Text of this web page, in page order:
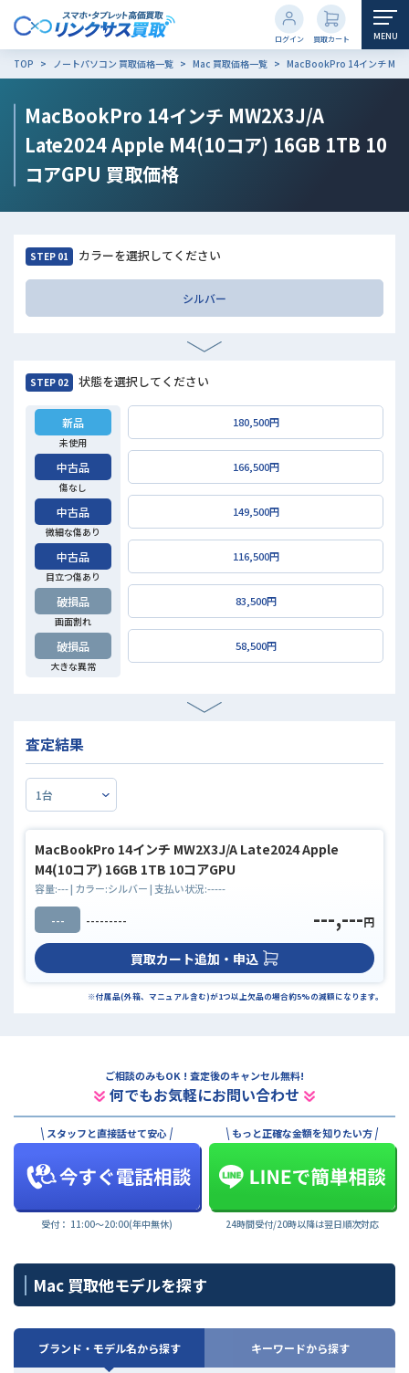
買取カート
ログイン MENU
TOP ノートパソコン 買取価格一覧 Mac 買取価格一覧 MacBookPro 14インチ
MacBookPro 14インチ MW2X3J/A
Late2024 Apple M4(10コア) 16GB 1TB 10
コアGPU 買取価格
STEP 01 カラーを選択してください
シルバー
STEP 02 状態を選択してください
新品
未使用
中古品
傷なし
中古品
微細な傷あり
中古品
目立つ傷あり
破損品
画面割れ
破損品
大きな異常
180,500円
166,500円
149,500円
116,500円
83,500円
58,500円
査定結果
MacBookPro 14インチ MW2X3J/A Late2024 Apple
M4(10コア) 16GB 1TB 10コアGPU
容量:---| カラー:シルバー| 支払い状況:-----
--- --------- ---,---円
買取カート追加・申込
※付属品(外箱、マニュアル含む)が1つ以上欠品の場合約5%の減額になります。
ご相談のみもOK ! 査定後のキャンセル無料!
何でもお気軽にお問い合わせ
スタッフと直接話せて安心
受付： 11:00〜20:00(年中無休)
もっと正確な金額を知りたい方
24時間受付/20時以降は翌日順次対応
Mac 買取他モデルを探す
ブランド・モデル名から探す キーワードから探す